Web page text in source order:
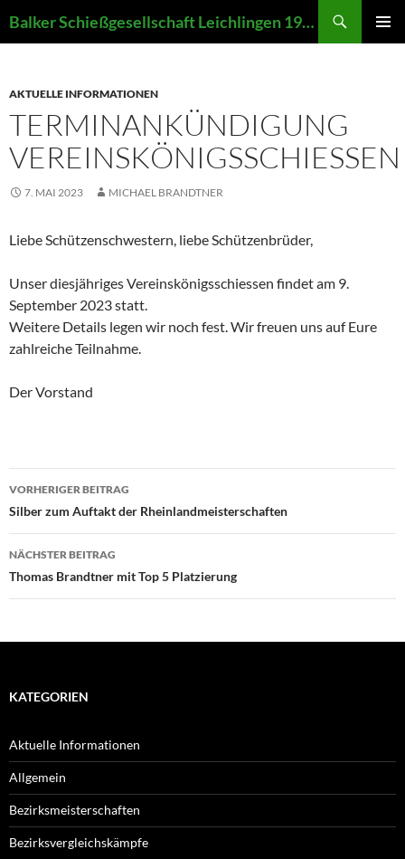
Inhalt
Balker Schießgesellschaft Leichlingen 1907 e.V.
AKTUELLE INFORMATIONEN
TERMINANKÜNDIGUNG
VEREINSKÖNIGSSCHIESSEN
7. MAI 2023 MICHAEL BRANDTNER
Liebe Schützenschwestern, liebe Schützenbrüder,
Unser diesjähriges Vereinskönigsschiessen findet am 9.
September 2023 statt.
Weitere Details legen wir noch fest. Wir freuen uns auf Eure
zahlreiche Teilnahme.
Der Vorstand
Beitragsnavigation
VORHERIGER BEITRAG
Silber zum Auftakt der Rheinlandmeisterschaften
NÄCHSTER BEITRAG
Thomas Brandtner mit Top 5 Platzierung
KATEGORIEN
Aktuelle Informationen
Allgemein
Bezirksmeisterschaften
Bezirksvergleichskämpfe